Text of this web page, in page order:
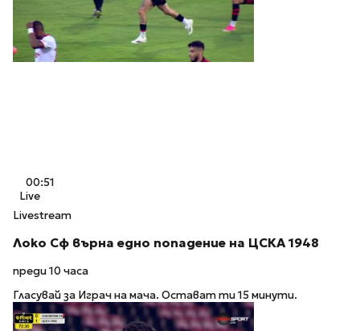
00:51
Live
Livestream
Локо Сф върна едно попадение на ЦСКА 1948
преди 10 часа
Гласувай за Играч на мача. Остават ти 15 минути.